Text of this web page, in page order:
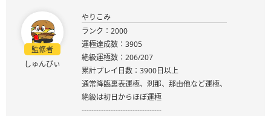
監修者
しゅんぴぃ
やりこみ
ランク：2000
運極達成数：3905
絶級運極数：206/207
累計プレイ日数：3900日以上
通常降臨裏表運極、刹那、那由他など運極、
絶級は初日からほぼ運極
---------------------------------